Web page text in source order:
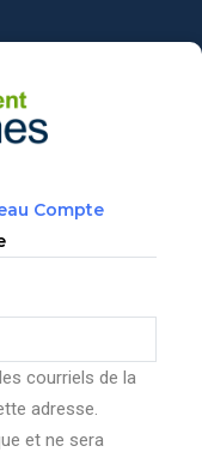
Compte
courriels de la
adresse.
et ne sera